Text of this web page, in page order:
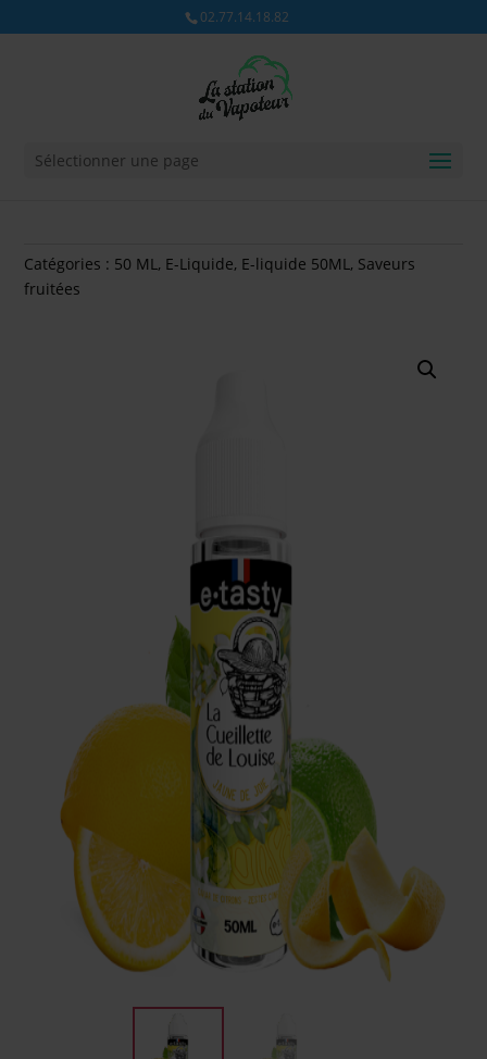
02.77.14.18.82
Sélectionner une page
Catégories : 50 ML, E-Liquide, E-liquide 50ML, Saveurs
fruitées